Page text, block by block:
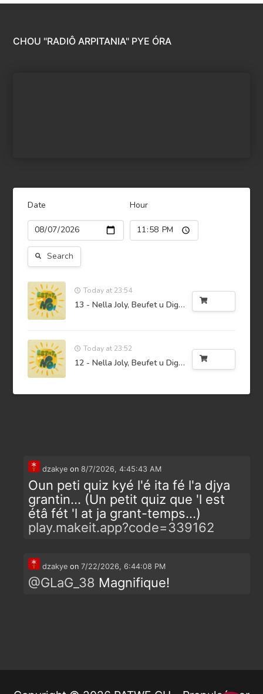
CHOU "RADIÔ ARPITANIA" PYE ÓRA
Date Hour
Search
Today at 23:54
13 - Nella Joly, Beufet u Digourdi
Today at 23:52
12 - Nella Joly, Beufet u Digourdi
dzakye on 8/7/2026, 4:45:43 AM
Oun peti quiz kyé l'é ita fé l'a djya
grantin... (Un petit quiz que 'l est
étâ fét 'l at ja grant-temps...)
play.makeit.app?code=339162
dzakye on 7/22/2026, 6:44:08 PM
@GLaG_38 Magnifique!